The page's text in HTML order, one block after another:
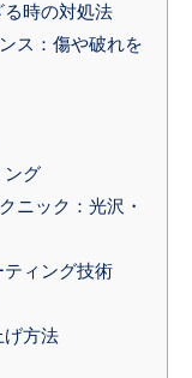
時の対処法
ス：傷や破れを
ング
ニック：光沢・
ィング技術
げ方法